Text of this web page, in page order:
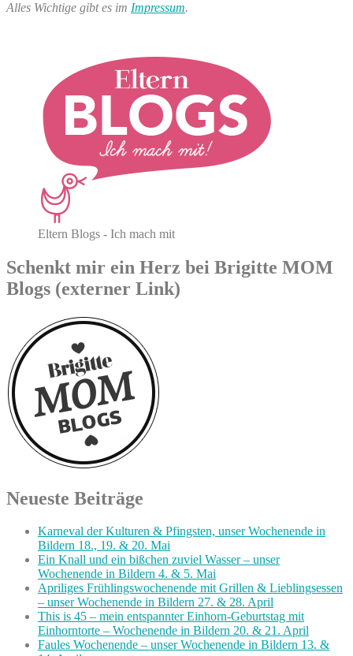
Alles Wichtige gibt es im Impressum.
Eltern Blogs - Ich mach mit
Schenkt mir ein Herz bei Brigitte MOM
Blogs (externer Link)
Neueste Beiträge
Karneval der Kulturen & Pfingsten, unser Wochenende in
Bildern 18., 19. & 20. Mai
Ein Knall und ein bißchen zuviel Wasser – unser
Wochenende in Bildern 4. & 5. Mai
Apriliges Frühlingswochenende mit Grillen & Lieblingsessen
– unser Wochenende in Bildern 27. & 28. April
This is 45 – mein entspannter Einhorn-Geburtstag mit
Einhorntorte – Wochenende in Bildern 20. & 21. April
Faules Wochenende – unser Wochenende in Bildern 13. &